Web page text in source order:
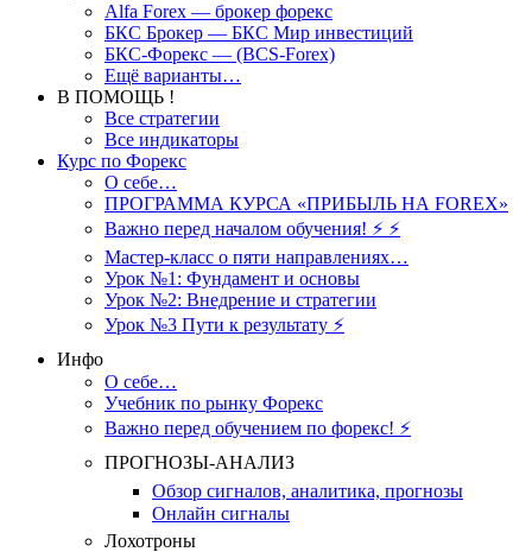
Alfa Forex — брокер форекс
БКС Брокер — БКС Мир инвестиций
БКС-Форекс — (BCS-Forex)
Ещё варианты…
В ПОМОЩЬ !
Все стратегии
Все индикаторы
Курс по Форекс
О себе…
ПРОГРАММА КУРСА «ПРИБЫЛЬ НА FOREX»
Важно перед началом обучения! ⚡ ⚡
Мастер-класс о пяти направлениях…
Урок №1: Фундамент и основы
Урок №2: Внедрение и стратегии
Урок №3 Пути к результату ⚡️
Инфо
О себе…
Учебник по рынку Форекс
Важно перед обучением по форекс! ⚡
ПРОГНОЗЫ-АНАЛИЗ
Обзор сигналов, аналитика, прогнозы
Онлайн сигналы
Лохотроны